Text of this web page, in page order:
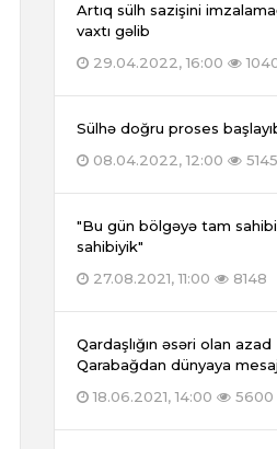
Artıq sülh sazişini
vaxtı gəlib
29.04.2022, 16:00
Sülhə doğru proses
08.04.2022, 12:00
5145
"Bu gün bölgəyə tam
sahibiyik"
27.08.2021, 11:00
8148
Qardaşlığın əsəri olan azad
Qarabağdan dünyaya mesaj
18.06.2021, 14:00
5600